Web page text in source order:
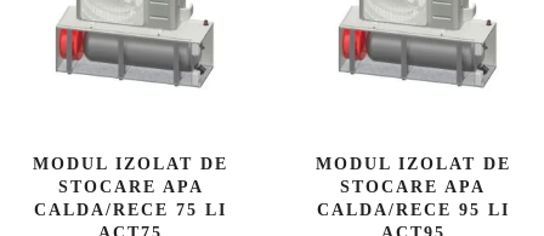
MODUL IZOLAT DE
STOCARE APA
CALDA/RECE 75 LI
MODUL IZOLAT DE
STOCARE APA
CALDA/RECE 95 LI